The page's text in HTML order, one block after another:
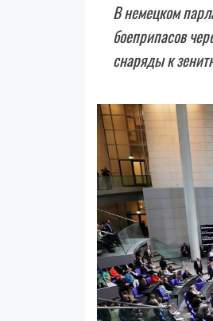
В немецком
боеприпасов
снаряды к